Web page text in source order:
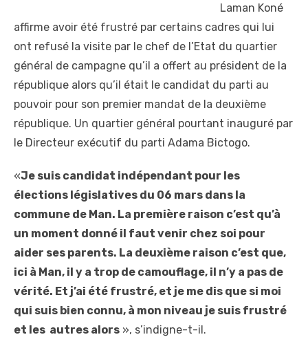
Laman Koné
affirme avoir été frustré par certains cadres qui lui
ont refusé la visite par le chef de l’Etat du quartier
général de campagne qu’il a offert au président de la
république alors qu’il était le candidat du parti au
pouvoir pour son premier mandat de la deuxième
république. Un quartier général pourtant inauguré par
le Directeur exécutif du parti Adama Bictogo.
«Je suis candidat indépendant pour les
élections législatives du 06 mars dans la
commune de Man. La première raison c’est qu’à
un moment donné il faut venir chez soi pour
aider ses parents. La deuxième raison c’est que,
ici à Man, il y a trop de camouflage, il n’y a pas de
vérité. Et j’ai été frustré, et je me dis que si moi
qui suis bien connu, à mon niveau je suis frustré
et les autres alors », s’indigne-t-il.